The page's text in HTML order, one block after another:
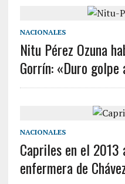
NACIONALES
Nitu Pérez Ozuna
Gorrín: «Duro
NACIONALES
Capriles en el
enfermera de